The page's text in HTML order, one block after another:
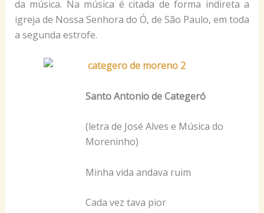
da música. Na música é citada de forma indireta a
igreja de Nossa Senhora do Ó, de São Paulo, em toda
a segunda estrofe.
Santo Antonio de Categeró
(letra de José Alves e Música do
Moreninho)
Minha vida andava ruim
Cada vez tava pior